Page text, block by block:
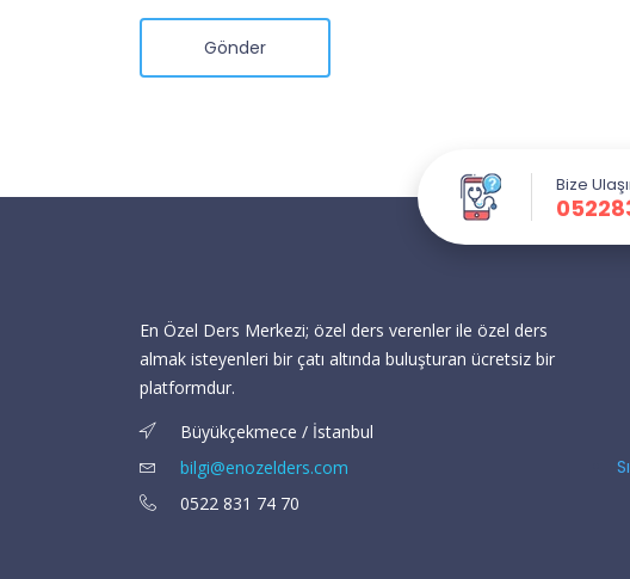
Gönder
Bize
En Özel Ders Merkezi; özel ders verenler ile özel ders
almak isteyenleri bir çatı altında buluşturan ücretsiz bir
platformdur.
Büyükçekmece / İstanbul
bilgi@enozelders.com
0522 831 74 70